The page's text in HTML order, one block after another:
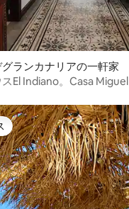
ランカナリアの一軒家
El Indiano。Casa Miguel